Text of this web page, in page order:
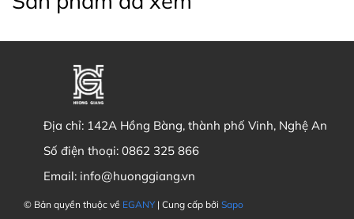
Địa chỉ: 142A Hồng Bàng, thành phố Vinh, Nghệ An
Số điện thoại: 0862 325 866
Email: info@huonggiang.vn
© Bản quyền thuộc về EGANY | Cung cấp bởi Sapo